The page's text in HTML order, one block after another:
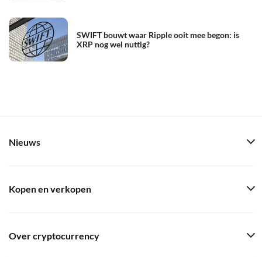
SWIFT bouwt waar Ripple ooit mee begon: is
XRP nog wel nuttig?
Nieuws
Kopen en verkopen
Over cryptocurrency